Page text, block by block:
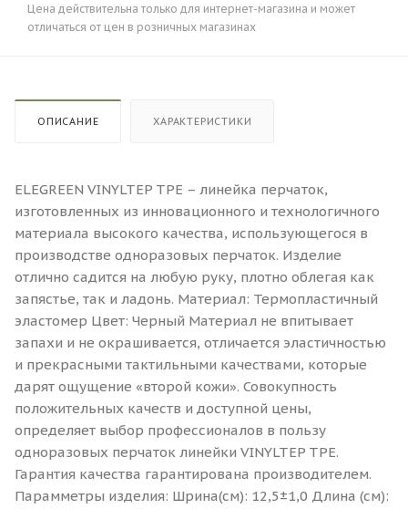
Цена действительна только для интернет-магазина и может
отличаться от цен в розничных магазинах
ОПИСАНИЕ ХАРАКТЕРИСТИКИ
ELEGREEN VINYLTEP TPE – линейка перчаток,
изготовленных из инновационного и технологичного
материала высокого качества, использующегося в
производстве одноразовых перчаток. Изделие
отлично садится на любую руку, плотно облегая как
запястье, так и ладонь. Материал: Термопластичный
эластомер Цвет: Черный Материал не впитывает
запахи и не окрашивается, отличается эластичностью
и прекрасными тактильными качествами, которые
дарят ощущение «второй кожи». Совокупность
положительных качеств и доступной цены,
определяет выбор профессионалов в пользу
одноразовых перчаток линейки VINYLTEP TPE.
Гарантия качества гарантирована производителем.
Парамметры изделия: Шрина(см): 12,5±1,0 Длина (см):